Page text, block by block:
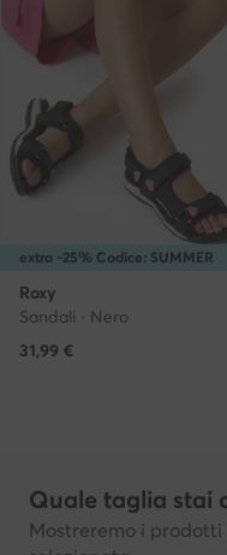
extra -25% Codice: SUMMER
Roxy
Sandali · Nero
31,99 €
Quale taglia stai
Mostreremo i